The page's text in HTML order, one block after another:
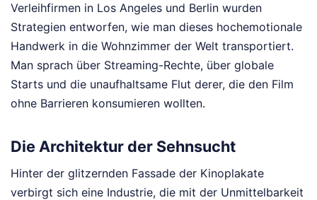
Verleihfirmen in Los Angeles und Berlin wurden
Strategien entworfen, wie man dieses hochemotionale
Handwerk in die Wohnzimmer der Welt transportiert.
Man sprach über Streaming-Rechte, über globale
Starts und die unaufhaltsame Flut derer, die den Film
ohne Barrieren konsumieren wollten.
Die Architektur der Sehnsucht
Hinter der glitzernden Fassade der Kinoplakate
verbirgt sich eine Industrie, die mit der Unmittelbarkeit